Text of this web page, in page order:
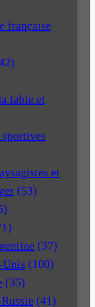
française
table et
et
(53)
(37)
(100)
(35)
(41)